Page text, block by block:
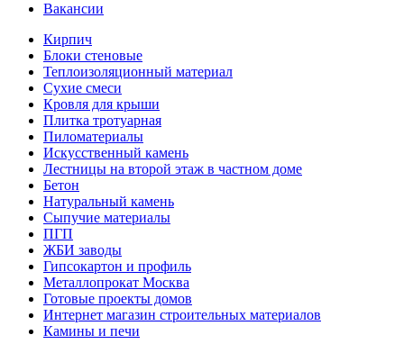
Вакансии
Кирпич
Блоки стеновые
Теплоизоляционный материал
Сухие смеси
Кровля для крыши
Плитка тротуарная
Пиломатериалы
Искусственный камень
Лестницы на второй этаж в частном доме
Бетон
Натуральный камень
Сыпучие материалы
ПГП
ЖБИ заводы
Гипсокартон и профиль
Металлопрокат Москва
Готовые проекты домов
Интернет магазин строительных материалов
Камины и печи